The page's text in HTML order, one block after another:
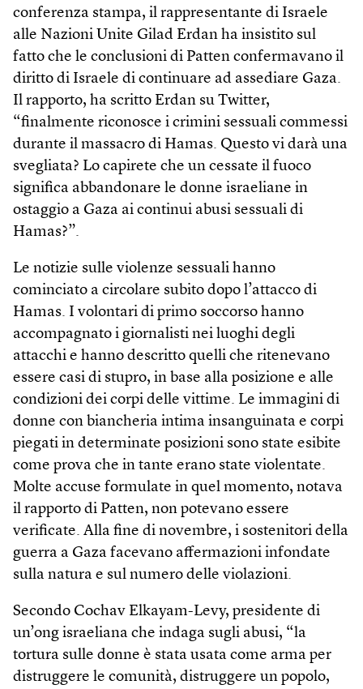
conferenza stampa, il rappresentante di Israele
alle Nazioni Unite Gilad Erdan ha insistito sul
fatto che le conclusioni di Patten confermavano il
diritto di Israele di continuare ad assediare Gaza.
Il rapporto, ha scritto Erdan su Twitter,
“finalmente riconosce i crimini sessuali commessi
durante il massacro di Hamas. Questo vi darà una
svegliata? Lo capirete che un cessate il fuoco
significa abbandonare le donne israeliane in
ostaggio a Gaza ai continui abusi sessuali di
Hamas?”.
Le notizie sulle violenze sessuali hanno
cominciato a circolare subito dopo l’attacco di
Hamas. I volontari di primo soccorso hanno
accompagnato i giornalisti nei luoghi degli
attacchi e hanno descritto quelli che ritenevano
essere casi di stupro, in base alla posizione e alle
condizioni dei corpi delle vittime. Le immagini di
donne con biancheria intima insanguinata e corpi
piegati in determinate posizioni sono state esibite
come prova che in tante erano state violentate.
Molte accuse formulate in quel momento, notava
il rapporto di Patten, non potevano essere
verificate. Alla fine di novembre, i sostenitori della
guerra a Gaza facevano affermazioni infondate
sulla natura e sul numero delle violazioni.
Secondo Cochav Elkayam-Levy, presidente di
un’ong israeliana che indaga sugli abusi, “la
tortura sulle donne è stata usata come arma per
distruggere le comunità, distruggere un popolo,